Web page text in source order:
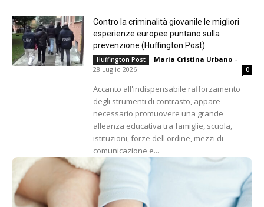
Contro la criminalità giovanile le migliori
esperienze europee puntano sulla
prevenzione (Huffington Post)
Huffington Post Maria Cristina Urbano -
28 Luglio 2026
0
Accanto all'indispensabile rafforzamento
degli strumenti di contrasto, appare
necessario promuovere una grande
alleanza educativa tra famiglie, scuola,
istituzioni, forze dell'ordine, mezzi di
comunicazione e...